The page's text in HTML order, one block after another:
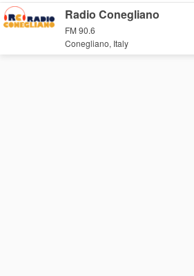
Radio Conegliano
FM 90.6
Conegliano, Italy